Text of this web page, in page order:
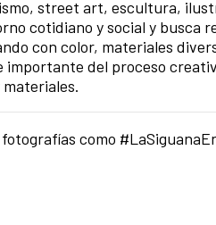
street art, escultura,
cotidiano y social y busca
con color, materiales
importante del proceso
como